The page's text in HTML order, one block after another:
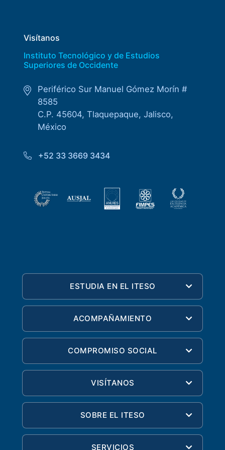
Visítanos
Instituto Tecnológico y de Estudios
Superiores de Occidente
Periférico Sur Manuel Gómez Morín #
8585
C.P. 45604, Tlaquepaque, Jalisco,
México
+52 33 3669 3434
ESTUDIA EN EL ITESO
ACOMPAÑAMIENTO
COMPROMISO SOCIAL
VISÍTANOS
SOBRE EL ITESO
SERVICIOS